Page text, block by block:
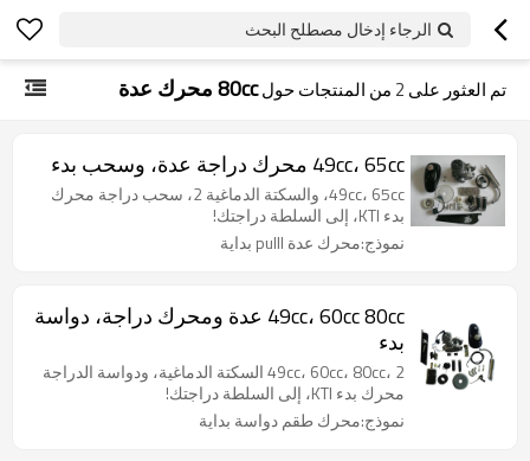
الرجاء إدخال مصطلح البحث
تم العثور على 2 من المنتجات حول80cc محرك عدة
49cc، 65cc محرك دراجة عدة، وسحب بدء
49cc، 65cc، والسكتة الدماغية 2، سحب دراجة محرك
بدء KTI، إلى السلطة دراجتك!
نموذج:محرك عدة pulll بداية
49cc، 60cc 80cc عدة ومحرك دراجة، دواسة
بدء
49cc، 60cc، 80cc، 2 السكتة الدماغية، ودواسة الدراجة
محرك بدء KTI، إلى السلطة دراجتك!
نموذج:محرك طقم دواسة بداية